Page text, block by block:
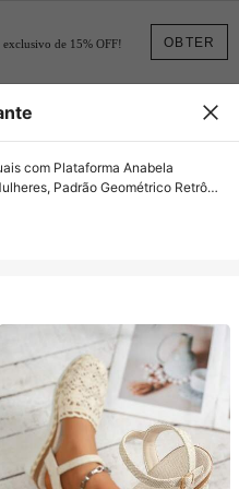
OBTER
de 15% OFF!
com Plataforma Anabela
Padrão Geométrico Retrô
Aberto, Sapatos de Verão